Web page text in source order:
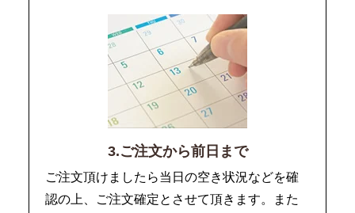
3.ご注文から前日まで
ご注文頂けましたら当日の空き状況などを確
認の上、ご注文確定とさせて頂きます。また